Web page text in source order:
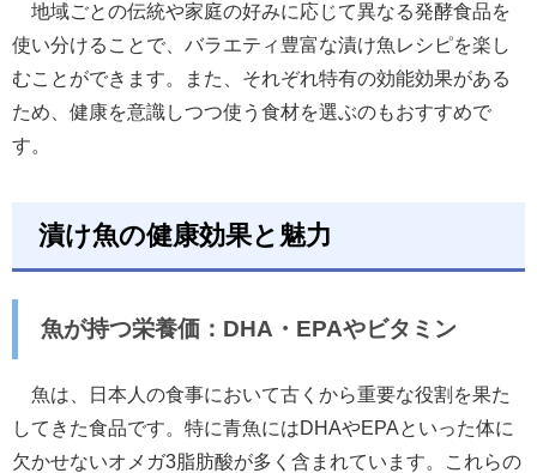
地域ごとの伝統や家庭の好みに応じて異なる発酵食品を
使い分けることで、バラエティ豊富な漬け魚レシピを楽し
むことができます。また、それぞれ特有の効能効果がある
ため、健康を意識しつつ使う食材を選ぶのもおすすめで
す。
漬け魚の健康効果と魅力
魚が持つ栄養価：DHA・EPAやビタミン
魚は、日本人の食事において古くから重要な役割を果た
してきた食品です。特に青魚にはDHAやEPAといった体に
欠かせないオメガ3脂肪酸が多く含まれています。これらの